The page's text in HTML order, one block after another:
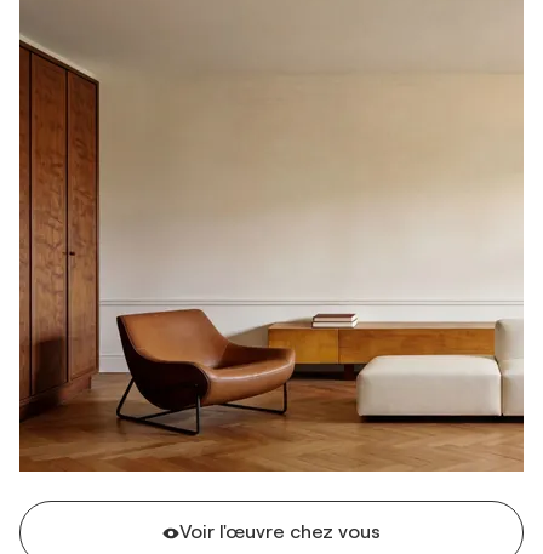
Voir l'œuvre chez vous